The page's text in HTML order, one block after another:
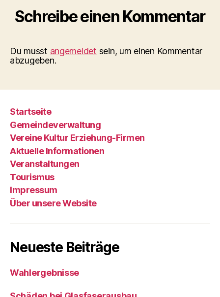
Schreibe einen Kommentar
Du musst angemeldet sein, um einen Kommentar
abzugeben.
Startseite
Gemeindeverwaltung
Vereine Kultur Erziehung-Firmen
Aktuelle Informationen
Veranstaltungen
Tourismus
Impressum
Über unsere Website
Neueste Beiträge
Wahlergebnisse